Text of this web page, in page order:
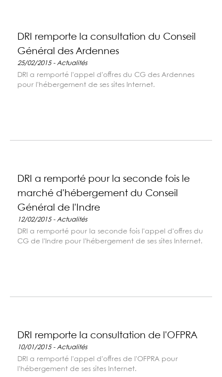
DRI remporte la consultation du Conseil
Général des Ardennes
25/02/2015 - Actualités
DRI a remporté l'appel d'offres du CG des Ardennes
pour l'hébergement de ses sites Internet.
DRI a remporté pour la seconde fois le
marché d'hébergement du Conseil
Général de l'Indre
12/02/2015 - Actualités
DRI a remporté pour la seconde fois l'appel d'offres du
CG de l'Indre pour l'hébergement de ses sites Internet.
DRI remporte la consultation de l'OFPRA
10/01/2015 - Actualités
DRI a remporté l'appel d'offres de l'OFPRA pour
l'hébergement de ses sites Internet.